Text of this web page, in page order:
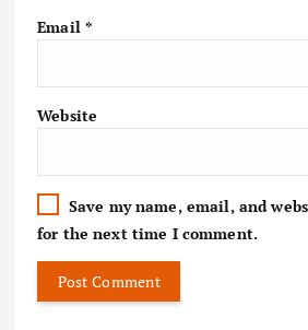
Email *
Website
Save my name, email, and
for the next time I comment.